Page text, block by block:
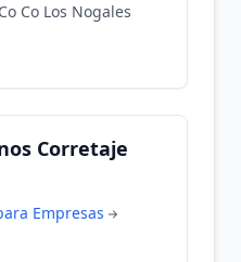
Co Los Nogales
Corretaje
Empresas